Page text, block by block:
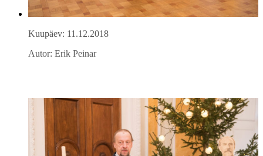
Kuupäev: 11.12.2018
Autor: Erik Peinar